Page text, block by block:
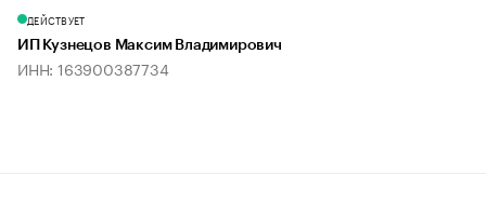
ДЕЙСТВУЕТ
ИП Кузнецов Максим Владимирович
ИНН: 163900387734